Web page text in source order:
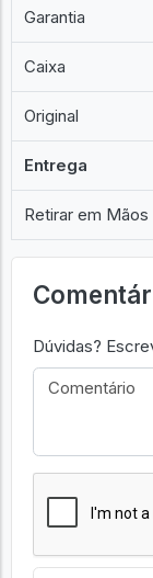
Garantia
Caixa
Original
Entrega
Retirar em Mãos
Dúvidas?